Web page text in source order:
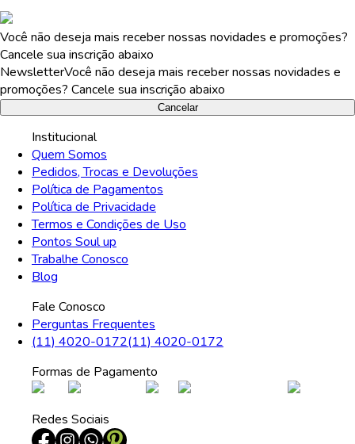
Você não deseja mais receber nossas novidades e promoções?
Cancele sua inscrição abaixo
NewsletterVocê não deseja mais receber nossas novidades e
promoções? Cancele sua inscrição abaixo
Cancelar
Institucional
Quem Somos
Pedidos, Trocas e Devoluções
Política de Pagamentos
Política de Privacidade
Termos e Condições de Uso
Pontos Soul up
Trabalhe Conosco
Blog
Fale Conosco
Perguntas Frequentes
(11) 4020-0172(11) 4020-0172
Formas de Pagamento
Redes Sociais